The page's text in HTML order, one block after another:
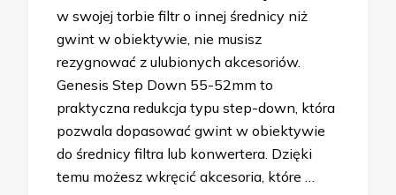
w swojej torbie filtr o innej średnicy niż
gwint w obiektywie, nie musisz
rezygnować z ulubionych akcesoriów.
Genesis Step Down 55-52mm to
praktyczna redukcja typu step-down, która
pozwala dopasować gwint w obiektywie
do średnicy filtra lub konwertera. Dzięki
temu możesz wkręcić akcesoria, które …